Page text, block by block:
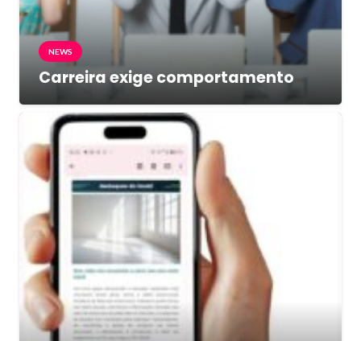
NEWS
Carreira exige comportamento